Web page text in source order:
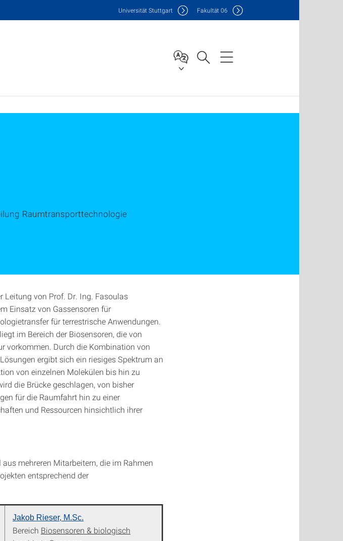
Universität Stuttgart Fakultät06
Raumtransporttechnologie
Leitung von Prof. Dr. Ing. Fasoulas
Einsatz von Gassensoren für
für terrestrische Anwendungen.
im Bereich der Biosensoren, die von
vorkommen. Durch die Kombination von
ergibt sich ein riesiges Spektrum an
von einzelnen Molekülen bis hin zu
die Brücke geschlagen, von bisher
für die Raumfahrt hin zu einer
und Ressourcen hinsichtlich ihrer
mehreren Mitarbeitern, die im Rahmen
entsprechend der
Jakob Rieser, M.Sc.
Bereich Biosensoren & biologisch